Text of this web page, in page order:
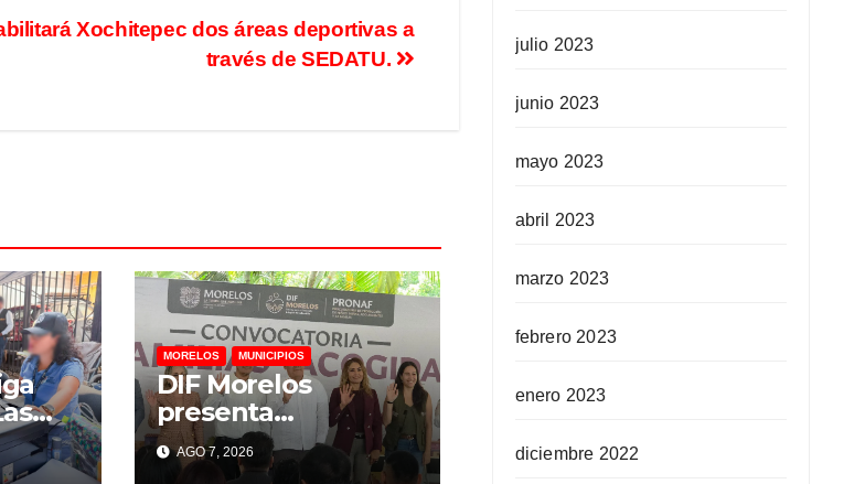
Xochitepec dos áreas deportivas a
través de SEDATU.
22
MORELOS MUNICIPIOS
DIF Morelos
presenta
convocatoria para
familias de acogida
AGO 7, 2026
julio 2023
junio 2023
mayo 2023
abril 2023
marzo 2023
febrero 2023
enero 2023
diciembre 2022